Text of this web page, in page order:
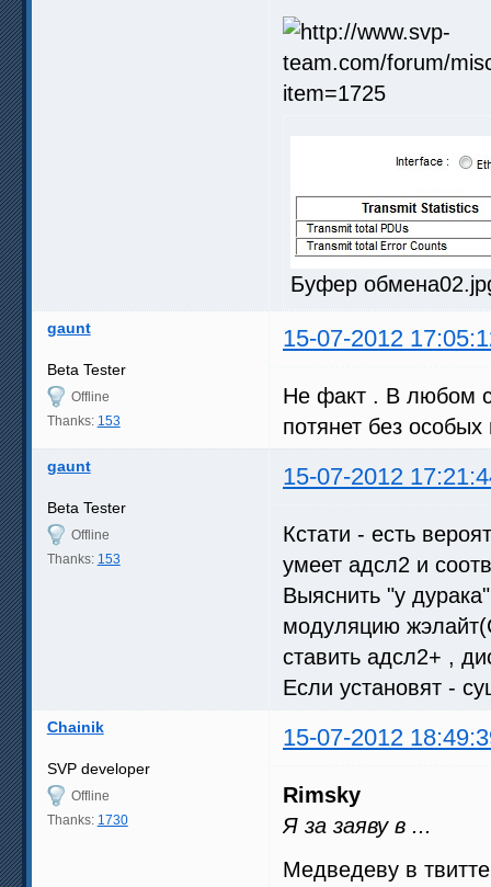
Буфер
gaunt 15-07-2012
Beta Tester
Offline
Thanks: 153
Не факт . В любом
потянет без
gaunt 15-07-2012
Beta Tester
Offline
Thanks: 153
Кстати - есть
умеет адсл2 и
Выяснить "у
модуляцию
ставить адсл2+ ,
Если установят -
Chainik 15-07-2012
SVP developer
Offline
Thanks: 1730
Rimsky
Я за заяву в ...
Медведеву в